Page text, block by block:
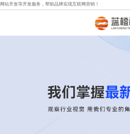
网站开发等开发服务，帮助品牌实现互联网营销！